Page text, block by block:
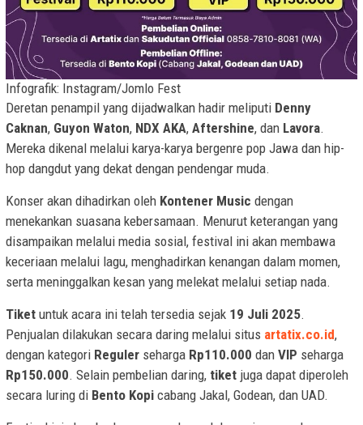
Infografik: Instagram/Jomlo Fest
Deretan penampil yang dijadwalkan hadir meliputi Denny
Caknan, Guyon Waton, NDX AKA, Aftershine, dan Lavora.
Mereka dikenal melalui karya-karya bergenre pop Jawa dan hip-
hop dangdut yang dekat dengan pendengar muda.
Konser akan dihadirkan oleh Kontener Music dengan
menekankan suasana kebersamaan. Menurut keterangan yang
disampaikan melalui media sosial, festival ini akan membawa
keceriaan melalui lagu, menghadirkan kenangan dalam momen,
serta meninggalkan kesan yang melekat melalui setiap nada.
Tiket untuk acara ini telah tersedia sejak 19 Juli 2025.
Penjualan dilakukan secara daring melalui situs artatix.co.id,
dengan kategori Reguler seharga Rp110.000 dan VIP seharga
Rp150.000. Selain pembelian daring, tiket juga dapat diperoleh
secara luring di Bento Kopi cabang Jakal, Godean, dan UAD.